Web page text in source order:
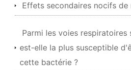
Effets secondaires nocifs
Parmi les voies respiratoires
est-elle la plus susceptible
cette bactérie ?